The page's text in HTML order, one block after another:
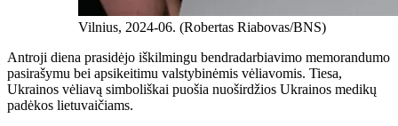
Vilnius, 2024-06. (Robertas Riabovas/BNS)
Antroji diena prasidėjo iškilmingu bendradarbiavimo memorandumo
pasirašymu bei apsikeitimu valstybinėmis vėliavomis. Tiesa,
Ukrainos vėliavą simboliškai puošia nuoširdžios Ukrainos medikų
padėkos lietuvaičiams.